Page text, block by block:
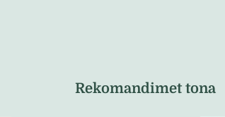
Rekomandimet tona